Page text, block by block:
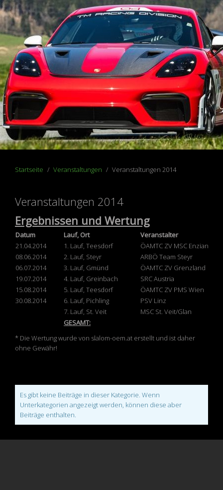
Startseite Veranstaltungen Veranstaltungen 2014
Veranstaltungen 2014
Ergebnissen und Wertung
Datum Lauf, Ort
Veranstalter
21.04.2014
1. Lauf, Teesdorf
ÖAMTC ZV MSC Enzian
08.06.2014
2. Lauf, Steyr
ARBÖ Team Steyr
06.07.2014
3. Lauf, Gmünd
ÖAMTC ZV Grenzland
19.07.2014
4. Lauf, Greinbach
SRC Austria
15.08.2014
5. Lauf, Teesdorf
ÖAMTC ZV PMS Wien
30.08.2014
6. Lauf, Pichling
PSV Linz
7. Lauf, St. Veit
MSC St. Veit/Glan
GESAMT:
* Die Wertung wurde von slalom-oem.at erstellt und ist daher
ohne Gewähr!
Es gibt keine Beiträge in dieser Kategorie. Wenn
Unterkategorien angezeigt werden, können diese aber
Beiträge enthalten.